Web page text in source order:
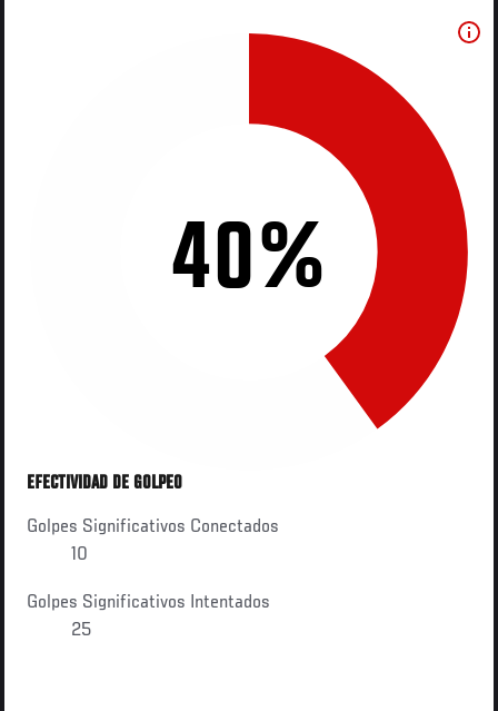
40%
EFECTIVIDAD DE GOLPEO
Golpes Significativos Conectados
10
Golpes Significativos Intentados
25